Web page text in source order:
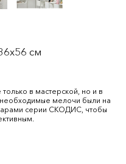
см
в мастерской, но и в
мелочи были на
серии СКОДИС, чтобы